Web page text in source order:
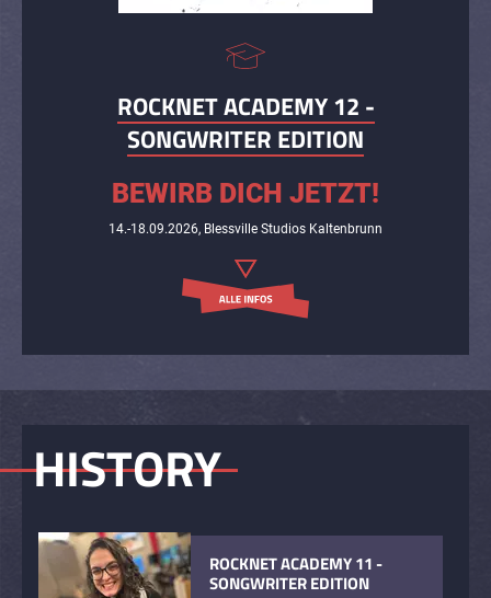
ROCKNET ACADEMY 12 -
SONGWRITER EDITION
BEWIRB DICH JETZT!
14.-18.09.2026, Blessville Studios Kaltenbrunn
HISTORY
ROCKNET ACADEMY 11 -
SONGWRITER EDITION